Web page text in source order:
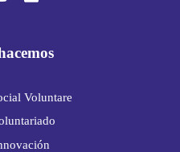
Voluntare